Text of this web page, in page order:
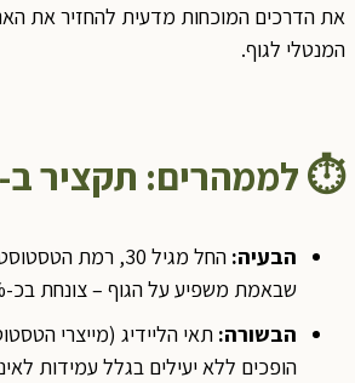
את הדרכים המוכחות מדעית להחזיר את
המנטלי לגוף.
⏱️לממהרים: תקציר ב-60 שניות
הבעיה:
החל מגיל 30, רמת
שבאמת משפיע על הגוף – צונחת בכ-1.5% עד 2% מדי שנה.
הבשורה:תאי הליידיג (מייצרי
הופכים ללא יעילים בגלל עמידות